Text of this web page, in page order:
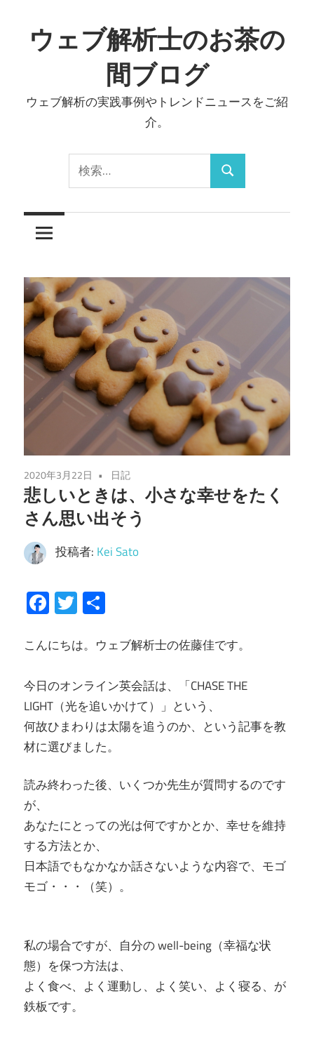
ン
へ
ウェブ解析士のお茶の
間ブログ
ウェブ解析の実践事例やトレンドニュースをご紹
介。
索:
検
2020年3月22日 日記
悲しいときは、小さな幸せをたく
さん思い出そう
投稿者: Kei Sato
Facebook
Twitter
こんにちは。ウェブ解析士の佐藤佳です。
今日のオンライン英会話は、「CHASE THE
LIGHT（光を追いかけて）」という、
何故ひまわりは太陽を追うのか、という記事を教
材に選びました。
読み終わった後、いくつか先生が質問するのです
が、
あなたにとっての光は何ですかとか、幸せを維持
する方法とか、
日本語でもなかなか話さないような内容で、モゴ
モゴ・・・（笑）。
私の場合ですが、自分の well-being（幸福な状
態）を保つ方法は、
よく食べ、よく運動し、よく笑い、よく寝る、が
鉄板です。